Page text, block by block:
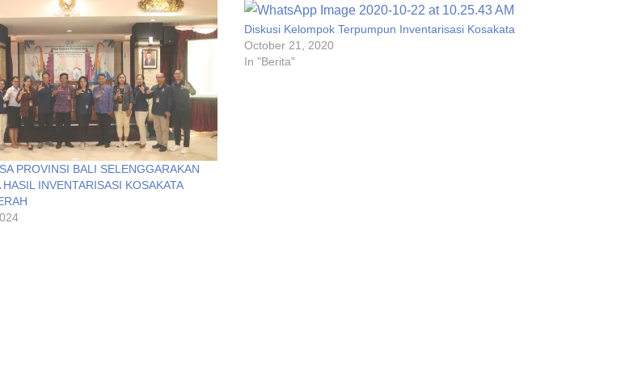
PROVINSI BALI SELENGGARAKAN
HASIL INVENTARISASI KOSAKATA
Diskusi Kelompok Terpumpun Inventarisasi Kosakata
October 21, 2020
In "Berita"